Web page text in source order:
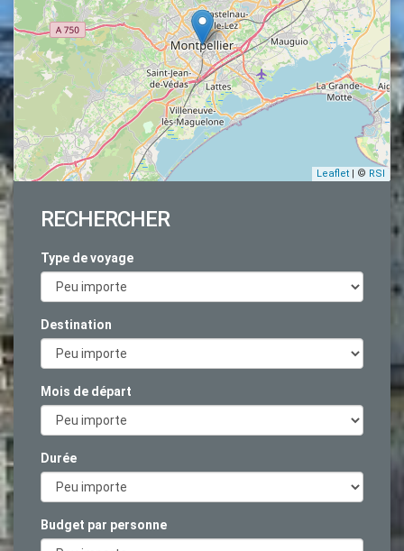
Leaflet | © RSI
RECHERCHER
Type de voyage
Destination
Mois de départ
Durée
Budget par personne